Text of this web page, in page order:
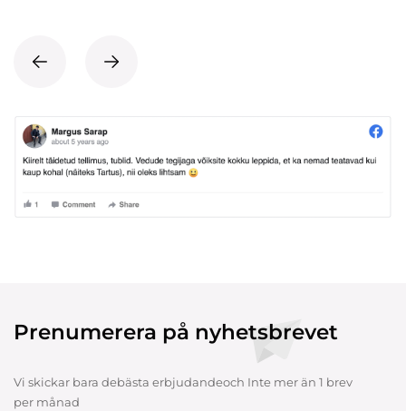
Prenumerera på nyhetsbrevet
Vi skickar bara debästa erbjudandeoch Inte mer än 1 brev
per månad